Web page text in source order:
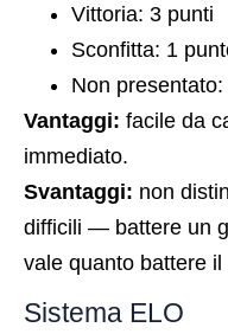
Vittoria: 3 punti
Sconfitta: 1
Non
Vantaggi: facile da
immediato.
Svantaggi: non
difficili — battere un
vale quanto battere
Sistema ELO